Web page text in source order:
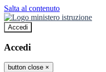
Salta al contenuto
Accedi
Accedi
button close ×